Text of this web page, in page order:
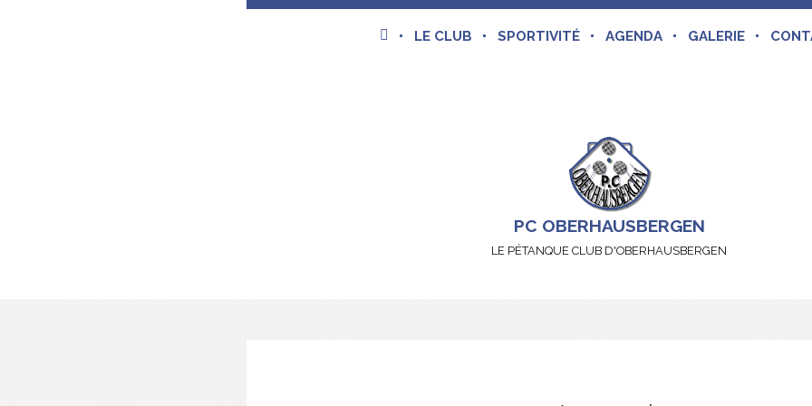
LE CLUB SPORTIVITÉ AGENDA GALERIE
PC OBERHAUSBERGEN
LE PÉTANQUE CLUB D'OBERHAUSBERGEN